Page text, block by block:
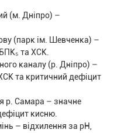
(м. Дніпро) –
(парк ім. Шевченка) –
та ХСК.
каналу (р. Дніпро) –
та критичний дефіцит
р. Самара – значне
кисню.
– відхилення за рН,